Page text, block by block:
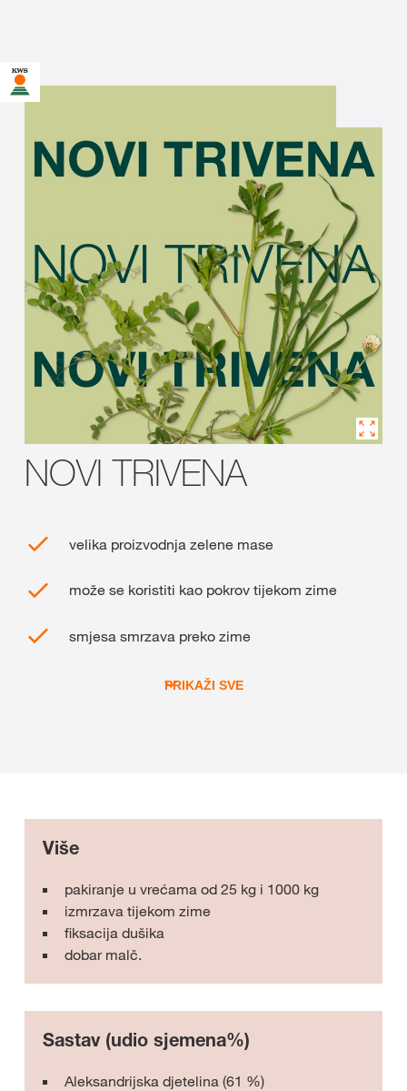
NOVI TRIVENA
velika proizvodnja zelene mase
može se koristiti kao pokrov tijekom zime
smjesa smrzava preko zime
PRIKAŽI SVE
Više
pakiranje u vrećama od 25 kg i 1000 kg
izmrzava tijekom zime
fiksacija dušika
dobar malč.
Sastav (udio sjemena%)
Aleksandrijska djetelina (61 %)